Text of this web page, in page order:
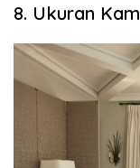
8. Ukuran